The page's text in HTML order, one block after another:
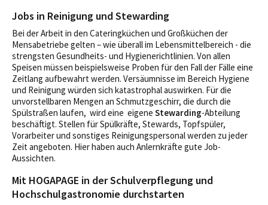
Jobs in Reinigung und Stewarding
Bei der Arbeit in den Cateringküchen und Großküchen der
Mensabetriebe gelten – wie überall im Lebensmittelbereich - die
strengsten Gesundheits- und Hygienerichtlinien. Von allen
Speisen müssen beispielsweise Proben für den Fall der Fälle eine
Zeitlang aufbewahrt werden. Versäumnisse im Bereich Hygiene
und Reinigung würden sich katastrophal auswirken. Für die
unvorstellbaren Mengen an Schmutzgeschirr, die durch die
Spülstraßen laufen, wird eine eigene Stewarding-Abteilung
beschäftigt. Stellen für Spülkräfte, Stewards, Topfspüler,
Vorarbeiter und sonstiges Reinigungspersonal werden zu jeder
Zeit angeboten. Hier haben auch Anlernkräfte gute Job-
Aussichten.
Mit HOGAPAGE in der Schulverpflegung und
Hochschulgastronomie durchstarten